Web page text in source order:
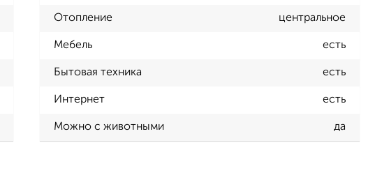
Отопление центральное
Мебель есть
Бытовая техника есть
Интернет есть
Можно с животными да